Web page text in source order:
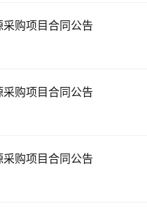
购项目合同公告
购项目合同公告
购项目合同公告